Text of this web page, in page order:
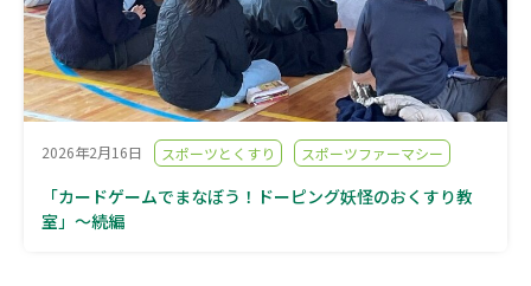
2026年2月16日 スポーツとくすり スポーツファーマシー
「カードゲームでまなぼう！ドーピング妖怪のおくすり教
室」～続編